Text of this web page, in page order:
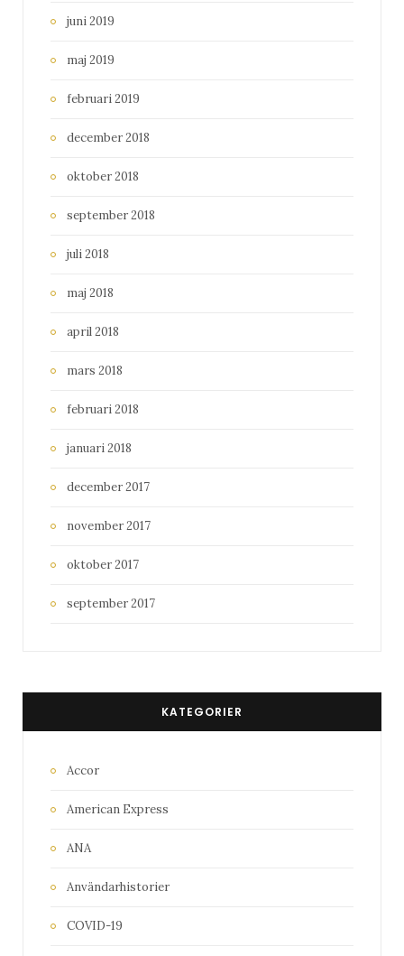
juni 2019
maj 2019
februari 2019
december 2018
oktober 2018
september 2018
juli 2018
maj 2018
april 2018
mars 2018
februari 2018
januari 2018
december 2017
november 2017
oktober 2017
september 2017
KATEGORIER
Accor
American Express
ANA
Användarhistorier
COVID-19